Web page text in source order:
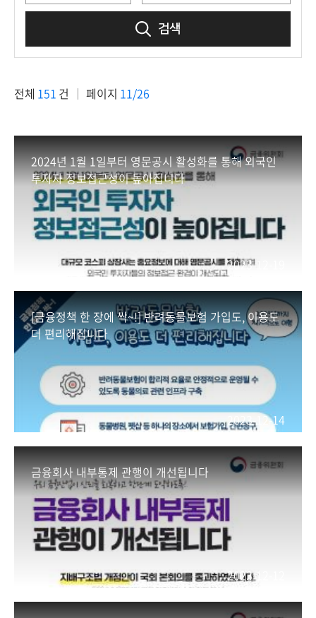
개
적
극
행
회
검색
전체 151 건 페이지 11/26
2024년 1월 1일부터 영문공시 활성화를 통해 외국인
투자자 정보접근성이 높아집니다
2023-12-19
[금융정책 한 장에 싹~!] 반려동물보험 가입도, 이용도
더 편리해집니다
2023-12-14
금융회사 내부통제 관행이 개선됩니다
2023-12-12